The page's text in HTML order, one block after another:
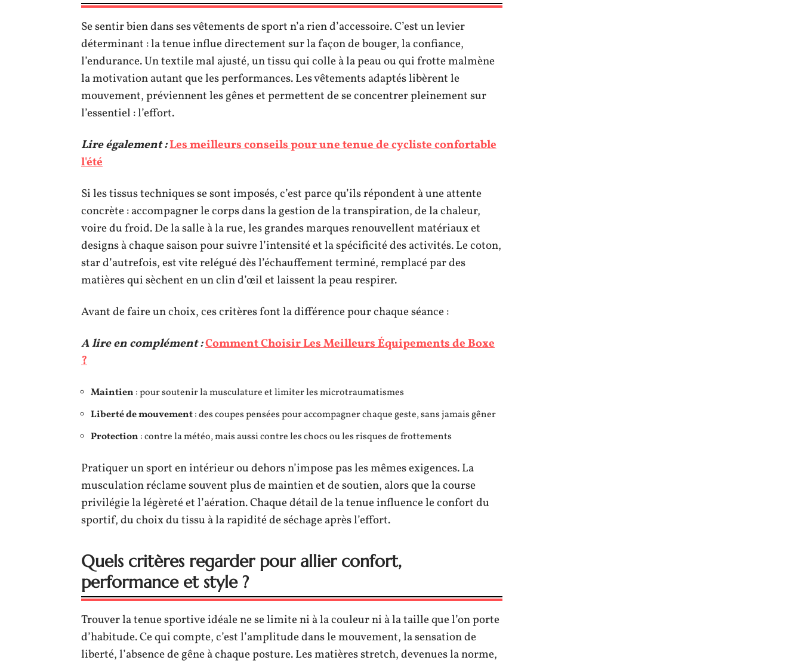
Se sentir bien dans ses vêtements de sport n’a rien d’accessoire. C’est un levier
déterminant : la tenue influe directement sur la façon de bouger, la confiance,
l’endurance. Un textile mal ajusté, un tissu qui colle à la peau ou qui frotte malmène
la motivation autant que les performances. Les vêtements adaptés libèrent le
mouvement, préviennent les gênes et permettent de se concentrer pleinement sur
l’essentiel : l’effort.
Lire également :Les meilleurs conseils pour une tenue de cycliste confortable
l'été
Si les tissus techniques se sont imposés, c’est parce qu’ils répondent à une attente
concrète : accompagner le corps dans la gestion de la transpiration, de la chaleur,
voire du froid. De la salle à la rue, les grandes marques renouvellent matériaux et
designs à chaque saison pour suivre l’intensité et la spécificité des activités. Le coton,
star d’autrefois, est vite relégué dès l’échauffement terminé, remplacé par des
matières qui sèchent en un clin d’œil et laissent la peau respirer.
Avant de faire un choix, ces critères font la différence pour chaque séance :
A lire en complément :Comment Choisir Les Meilleurs Équipements de Boxe
?
Maintien : pour soutenir la musculature et limiter les microtraumatismes
Liberté de mouvement: des coupes pensées pour accompagner chaque geste, sans jamais gêner
Protection : contre la météo, mais aussi contre les chocs ou les risques de frottements
Pratiquer un sport en intérieur ou dehors n’impose pas les mêmes exigences. La
musculation réclame souvent plus de maintien et de soutien, alors que la course
privilégie la légèreté et l’aération. Chaque détail de la tenue influence le confort du
sportif, du choix du tissu à la rapidité de séchage après l’effort.
Quels critères regarder pour allier confort,
performance et style ?
Trouver la tenue sportive idéale ne se limite ni à la couleur ni à la taille que l’on porte
d’habitude. Ce qui compte, c’est l’amplitude dans le mouvement, la sensation de
liberté, l’absence de gêne à chaque posture. Les matières stretch, devenues la norme,